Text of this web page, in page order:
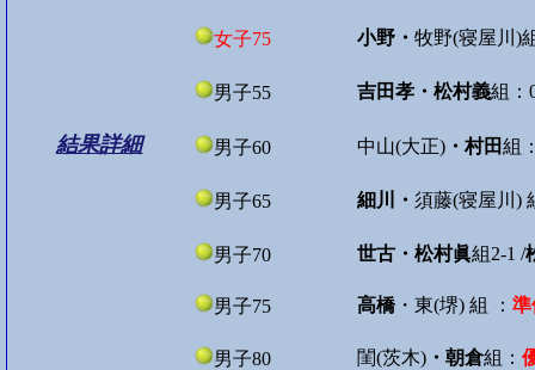
結果詳細
女子75 小野・ 牧野(寝屋川)
男子55 吉田孝・松村義組：
男子60 中山(大正) ・村田組
男子65 細川・ 須藤(寝屋川)
男子70 世古・松村眞組 2-1 /
男子75 高橋・東(堺) 組 ：
男子80 閨(茨木) ・朝倉組：